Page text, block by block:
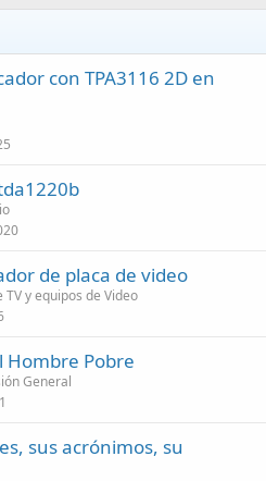
con TPA3116 2D en
de placa de video
TV y equipos de Video
Hombre Pobre
General
sus acrónimos, su